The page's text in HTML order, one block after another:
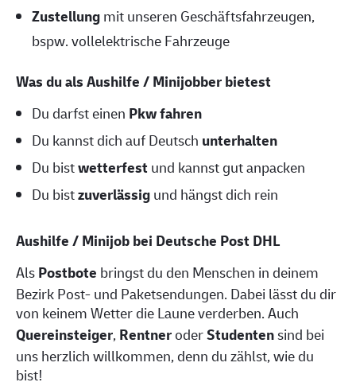
Zustellungmit unseren Geschäftsfahrzeugen,
bspw. vollelektrische Fahrzeuge
Was du als Aushilfe / Minijobber bietest
Du darfst einen Pkw fahren
Du kannst dich auf Deutsch unterhalten
Du bistwetterfest und kannst gut anpacken
Du bistzuverlässigund hängst dich rein
Aushilfe / Minijob bei Deutsche Post DHL
AlsPostbote bringst du den Menschen in deinem
Bezirk Post- und Paketsendungen. Dabei lässt du dir
von keinem Wetter die Laune verderben. Auch
Quereinsteiger, RentneroderStudentensind bei
uns herzlich willkommen, denn du zählst, wie du
bist!